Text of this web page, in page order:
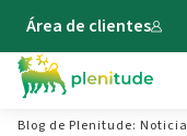
Área de clientes
Blog de Plenitude: